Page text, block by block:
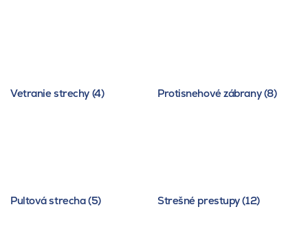
Vetranie strechy (4) Protisnehové zábrany (8)
Pultová strecha (5) Strešné prestupy (12)